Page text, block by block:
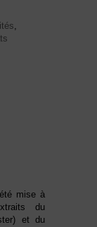
,
mise à
du
et du